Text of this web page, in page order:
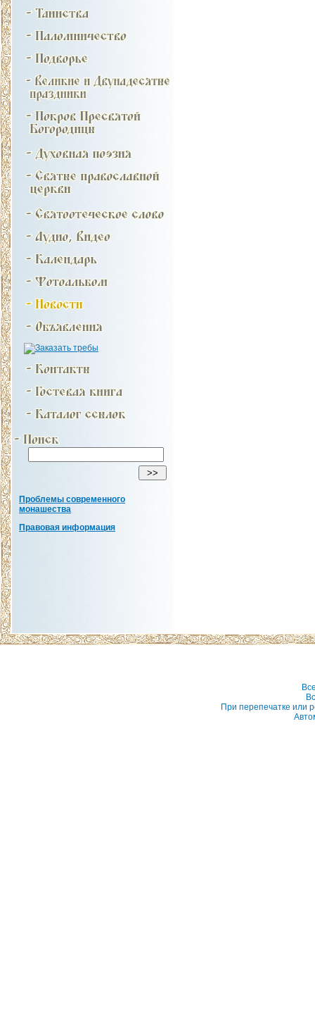
Проблемы современного
монашества
Правовая информация
При перепечатке или